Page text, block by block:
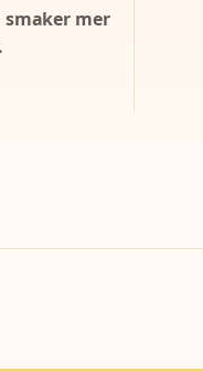
smaker mer